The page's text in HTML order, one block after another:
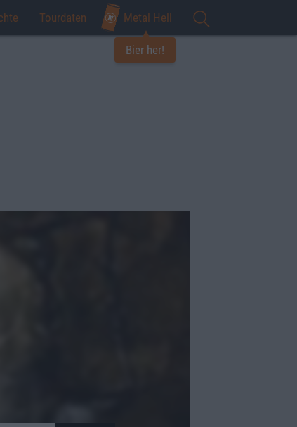
Tourdaten Metal Hell
Bier her!